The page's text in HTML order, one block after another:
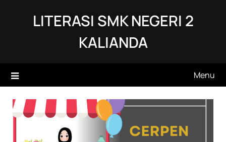
LITERASI SMK NEGERI 2
KALIANDA
Menu